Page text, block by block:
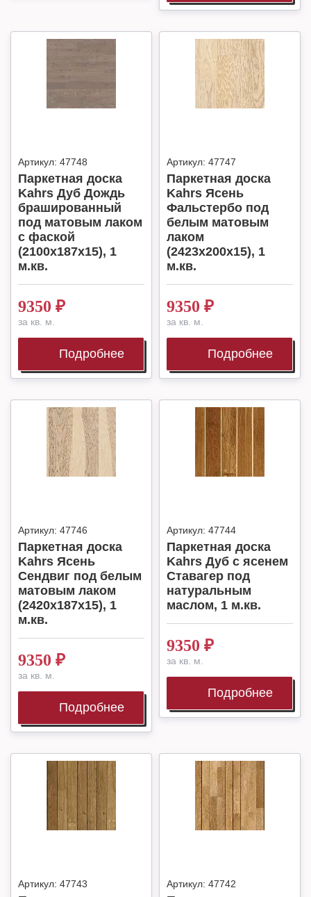
Артикул: 47748
Паркетная доска
Kahrs Дуб Дождь
брашированный
под матовым лаком
с фаской
(2100х187х15), 1
м.кв.
9350 ₽
за кв. м.
Подробнее
Артикул: 47747
Паркетная доска
Kahrs Ясень
Фальстербо под
белым матовым
лаком
(2423х200х15), 1
м.кв.
9350 ₽
за кв. м.
Подробнее
Артикул: 47746
Паркетная доска
Kahrs Ясень
Сендвиг под белым
матовым лаком
(2420х187х15), 1
м.кв.
9350 ₽
за кв. м.
Подробнее
Артикул: 47744
Паркетная доска
Kahrs Дуб с ясенем
Ставагер под
натуральным
маслом, 1 м.кв.
9350 ₽
за кв. м.
Подробнее
Артикул: 47743 Артикул: 47742